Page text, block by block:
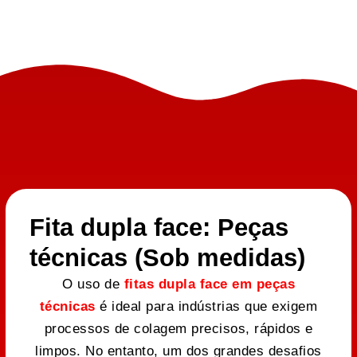
Fita dupla face: Peças
técnicas (Sob medidas)
O uso de fitas dupla face em peças
técnicas é ideal para indústrias que exigem
processos de colagem precisos, rápidos e
limpos. No entanto, um dos grandes desafios